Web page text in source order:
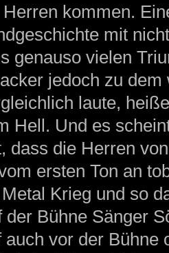
kommen.
mit
genauso vielen
jedoch zu
laute,
Hell. Und es
dass die Herren
ersten Ton an
Krieg und so
der Bühne Sänger
auch vor der Bühne